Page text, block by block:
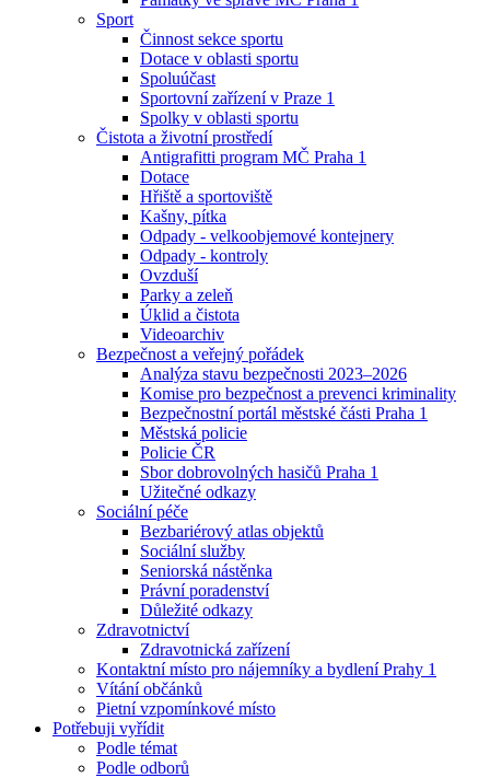
Sport
Činnost sekce sportu
Dotace v oblasti sportu
Spoluúčast
Sportovní zařízení v Praze 1
Spolky v oblasti sportu
Čistota a životní prostředí
Antigrafitti program MČ Praha 1
Dotace
Hřiště a sportoviště
Kašny, pítka
Odpady - velkoobjemové kontejnery
Odpady - kontroly
Ovzduší
Parky a zeleň
Úklid a čistota
Videoarchiv
Bezpečnost a veřejný pořádek
Analýza stavu bezpečnosti 2023–2026
Komise pro bezpečnost a prevenci kriminality
Bezpečnostní portál městské části Praha 1
Městská policie
Policie ČR
Sbor dobrovolných hasičů Praha 1
Užitečné odkazy
Sociální péče
Bezbariérový atlas objektů
Sociální služby
Seniorská nástěnka
Právní poradenství
Důležité odkazy
Zdravotnictví
Zdravotnická zařízení
Kontaktní místo pro nájemníky a bydlení Prahy 1
Vítání občánků
Pietní vzpomínkové místo
Potřebuji vyřídit
Podle témat
Podle odborů